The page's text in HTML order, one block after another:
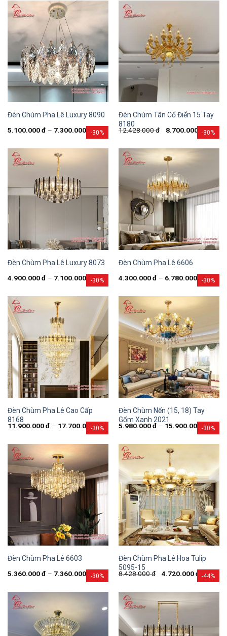
-30%
Đèn Chùm Pha Lê Luxury 8090
5.100.000đ – 7.300.000 -30%
Đèn Chùm Tân Cổ Điển 15 Tay
8180
12.428.000đ 8.700.000 đ
-30%
Đèn Chùm Pha Lê Luxury 8073
4.900.000đ – 7.100.000 -30%
Đèn Chùm Pha Lê 6606
4.300.000đ – 6.780.000
-30%
Đèn Chùm Pha Lê Cao Cấp
8168
11.900.000đ – 17.700.000đ -30%
Đèn Chùm Nến (15, 18) Tay
Gốm Xanh 2021
5.980.000đ – 15.900.000 đ
-30%
Đèn Chùm Pha Lê 6603
5.360.000đ – 7.360.000 -44%
Đèn Chùm Pha Lê Hoa Tulip
5095-15
8.428.000đ 4.720.000đ